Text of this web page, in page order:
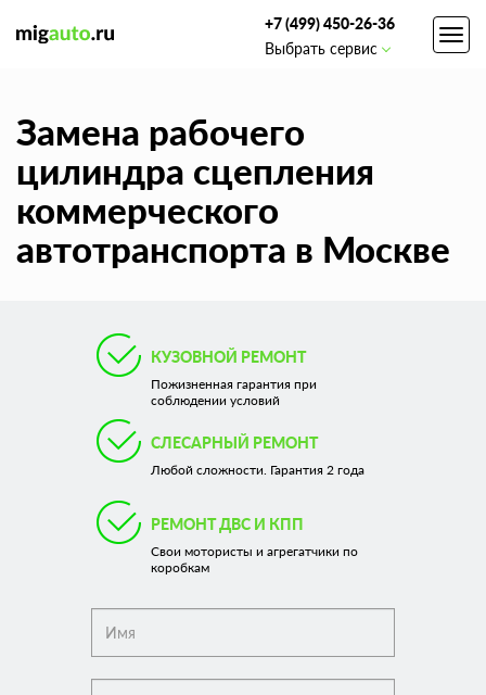
+7 (499) 450-26-36
Выбрать сервис
Замена рабочего
цилиндра сцепления
коммерческого
автотранспорта в Москве
КУЗОВНОЙ РЕМОНТ
Пожизненная гарантия при
соблюдении условий
СЛЕСАРНЫЙ РЕМОНТ
Любой сложности. Гарантия 2 года
РЕМОНТ ДВС И КПП
Свои мотористы и агрегатчики по
коробкам